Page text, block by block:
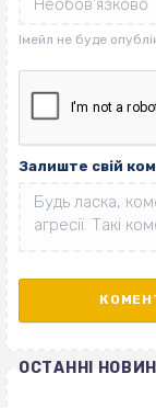
Залиште свій
ОСТАННІ